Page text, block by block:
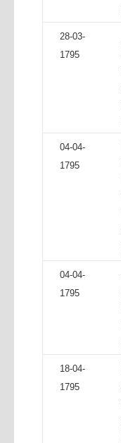
28-03-
1795
04-04-
1795
04-04-
1795
18-04-
1795